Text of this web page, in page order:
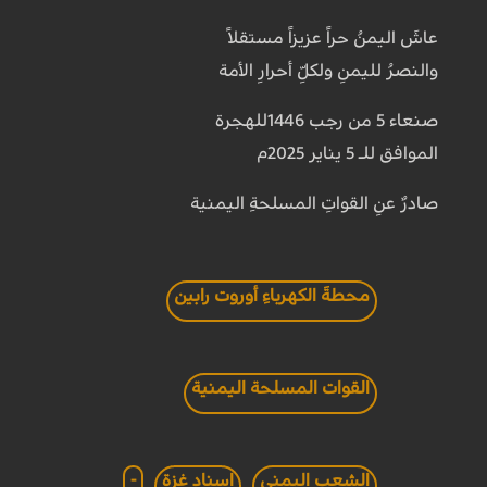
عاشَ اليمنُ حراً عزيزاً مستقلاً
والنصرُ لليمنِ ولكلِّ أحرارِ الأمة
صنعاء 5 من رجب 1446للهجرة
الموافق للـ 5 يناير 2025م
صادرٌ عنِ القواتِ المسلحةِ اليمنية
محطةَ الكهرباءِ أوروت رابين
القوات المسلحة اليمنية
الشعب اليمني اسناد غزة -